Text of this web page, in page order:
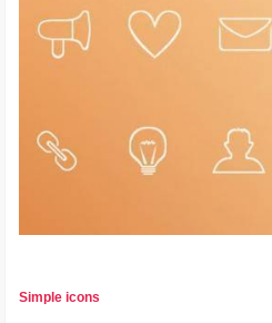
Simple icons